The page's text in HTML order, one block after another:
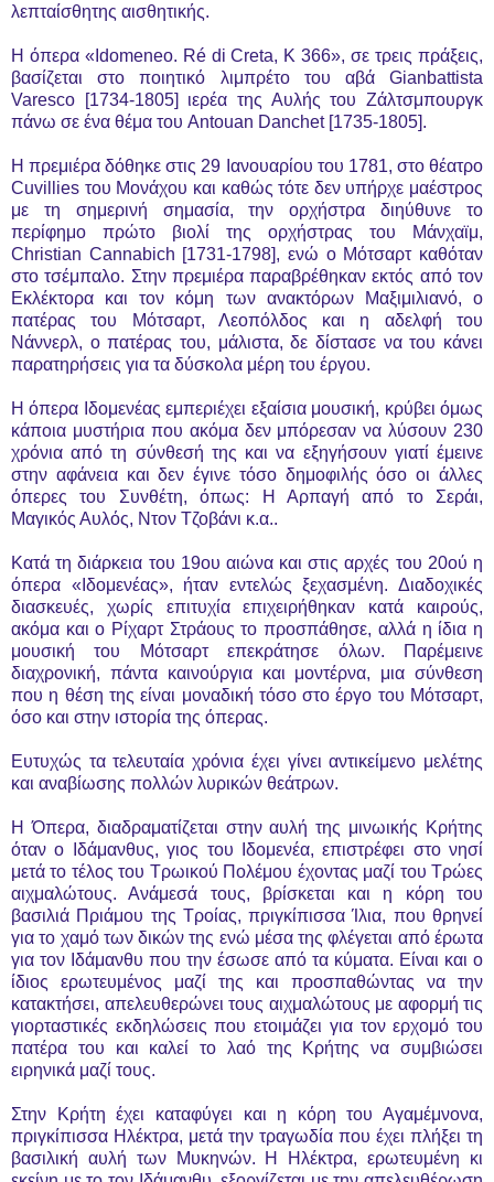
λεπταίσθητης αισθητικής.
Η όπερα «Idomeneo. Ré di Creta, K 366», σε τρεις πράξεις,
βασίζεται στο ποιητικό λιμπρέτο του αβά Gianbattista
Varesco [1734-1805] ιερέα της Αυλής του Ζάλτσμπουργκ
πάνω σε ένα θέμα του Antouan Danchet [1735-1805].
Η πρεμιέρα δόθηκε στις 29 Ιανουαρίου του 1781, στο θέατρο
Cuvillies του Μονάχου και καθώς τότε δεν υπήρχε μαέστρος
με τη σημερινή σημασία, την ορχήστρα διηύθυνε το
περίφημο πρώτο βιολί της ορχήστρας του Μάνχαϊμ,
Christian Cannabich [1731-1798], ενώ ο Μότσαρτ καθόταν
στο τσέμπαλο. Στην πρεμιέρα παραβρέθηκαν εκτός από τον
Εκλέκτορα και τον κόμη των ανακτόρων Μαξιμιλιανό, ο
πατέρας του Μότσαρτ, Λεοπόλδος και η αδελφή του
Νάννερλ, ο πατέρας του, μάλιστα, δε δίστασε να του κάνει
παρατηρήσεις για τα δύσκολα μέρη του έργου.
Η όπερα Ιδομενέας εμπεριέχει εξαίσια μουσική, κρύβει όμως
κάποια μυστήρια που ακόμα δεν μπόρεσαν να λύσουν 230
χρόνια από τη σύνθεσή της και να εξηγήσουν γιατί έμεινε
στην αφάνεια και δεν έγινε τόσο δημοφιλής όσο οι άλλες
όπερες του Συνθέτη, όπως: Η Αρπαγή από το Σεράι,
Μαγικός Αυλός, Ντον Τζοβάνι κ.α..
Κατά τη διάρκεια του 19ου αιώνα και στις αρχές του 20ού η
όπερα «Ιδομενέας», ήταν εντελώς ξεχασμένη. Διαδοχικές
διασκευές, χωρίς επιτυχία επιχειρήθηκαν κατά καιρούς,
ακόμα και ο Ρίχαρτ Στράους το προσπάθησε, αλλά η ίδια η
μουσική του Μότσαρτ επεκράτησε όλων. Παρέμεινε
διαχρονική, πάντα καινούργια και μοντέρνα, μια σύνθεση
που η θέση της είναι μοναδική τόσο στο έργο του Μότσαρτ,
όσο και στην ιστορία της όπερας.
Ευτυχώς τα τελευταία χρόνια έχει γίνει αντικείμενο μελέτης
και αναβίωσης πολλών λυρικών θεάτρων.
Η Όπερα, διαδραματίζεται στην αυλή της μινωικής Κρήτης
όταν ο Ιδάμανθυς, γιος του Ιδομενέα, επιστρέφει στο νησί
μετά το τέλος του Τρωικού Πολέμου έχοντας μαζί του Τρώες
αιχμαλώτους. Ανάμεσά τους, βρίσκεται και η κόρη του
βασιλιά Πριάμου της Τροίας, πριγκίπισσα Ίλια, που θρηνεί
για το χαμό των δικών της ενώ μέσα της φλέγεται από έρωτα
για τον Ιδάμανθυ που την έσωσε από τα κύματα. Είναι και ο
ίδιος ερωτευμένος μαζί της και προσπαθώντας να την
κατακτήσει, απελευθερώνει τους αιχμαλώτους με αφορμή τις
γιορταστικές εκδηλώσεις που ετοιμάζει για τον ερχομό του
πατέρα του και καλεί το λαό της Κρήτης να συμβιώσει
ειρηνικά μαζί τους.
Στην Κρήτη έχει καταφύγει και η κόρη του Αγαμέμνονα,
πριγκίπισσα Ηλέκτρα, μετά την τραγωδία που έχει πλήξει τη
βασιλική αυλή των Μυκηνών. Η Ηλέκτρα, ερωτευμένη κι